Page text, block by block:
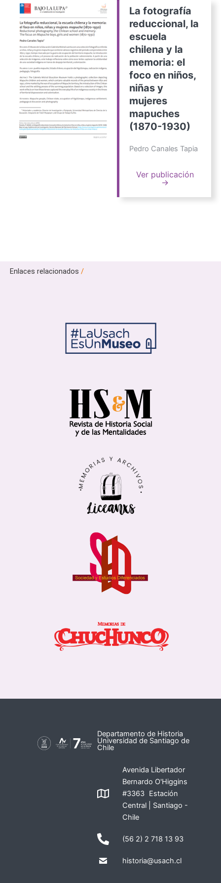
La fotografía
reduccional, la
escuela
chilena y la
memoria: el
foco en niños,
niñas y
mujeres
mapuches
(1870-1930)
Pedro Canales Tapia
Ver publicación
→
Enlaces relacionados /
Departamento de Historia
Universidad de Santiago de
Chile
Avenida Libertador
Bernardo O'Higgins
#3363 Estación
Central | Santiago -
Chile
(56 2) 2 718 13 93
historia@usach.cl